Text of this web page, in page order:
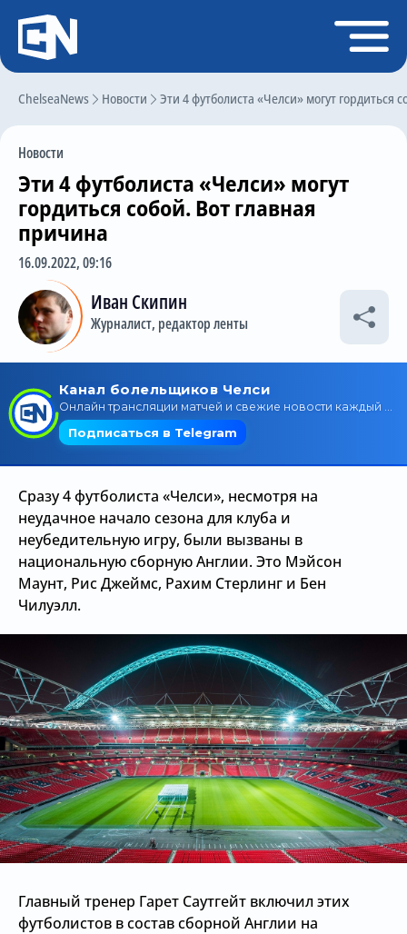
ChelseaNews Новости Эти 4 футболиста «Челси» могут гордиться
Новости
Эти 4 футболиста «Челси» могут
гордиться собой. Вот главная
причина
16.09.2022, 09:16
Иван Скипин
Журналист, редактор ленты
Сразу 4 футболиста «Челси», несмотря на
неудачное начало сезона для клуба и
неубедительную игру, были вызваны в
национальную сборную Англии. Это Мэйсон
Маунт, Рис Джеймс, Рахим Стерлинг и Бен
Чилуэлл.
Главный тренер Гарет Саутгейт включил этих
футболистов в состав сборной Англии на
Регистрация
Главная
Чат
Трансферы
Слухи
История Челси
Статистика
Календарь игр
Поиск по сайту
Трансляции
О сайте
Контакты